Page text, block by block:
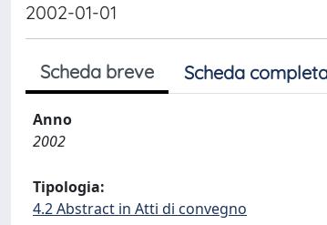
2002-01-01
Scheda breve Scheda
Anno
2002
Tipologia:
4.2 Abstract in Atti di convegno